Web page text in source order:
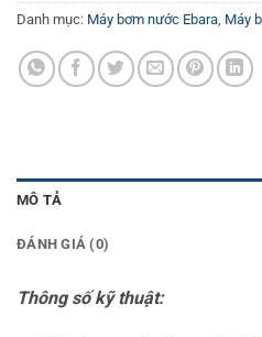
Danh mục: Máy bơm nước Ebara, Máy
MÔ TẢ
ĐÁNH GIÁ (0)
Thông số kỹ thuật: